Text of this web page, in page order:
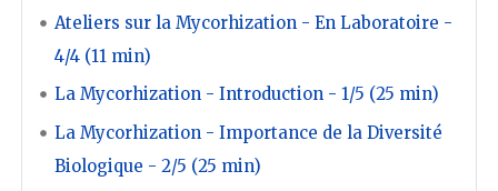
Ateliers sur la Mycorhization - En Laboratoire -
4/4 (11 min)
La Mycorhization - Introduction - 1/5 (25 min)
La Mycorhization - Importance de la Diversité
Biologique - 2/5 (25 min)